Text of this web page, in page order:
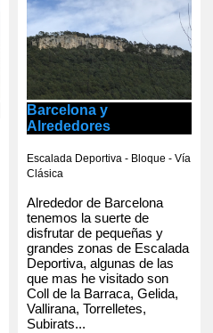
Barcelona y
Alrededores
Escalada Deportiva - Bloque - Vía
Clásica
Alrededor de Barcelona
tenemos la suerte de
disfrutar de pequeñas y
grandes zonas de Escalada
Deportiva, algunas de las
que mas he visitado son
Coll de la Barraca, Gelida,
Vallirana, Torrelletes,
Subirats...